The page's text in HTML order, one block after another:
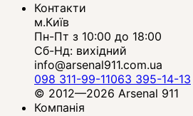
Контакти
м.Київ
Пн-Пт з 10:00 до 18:00
Сб-Нд: вихідний
info@arsenal911.com.ua
098 311-99-11063 395-14-13
© 2012—2026 Arsenal 911
Компанія